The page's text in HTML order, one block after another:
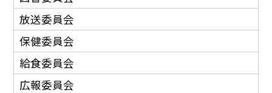
放送委員会
保健委員会
給食委員会
広報委員会